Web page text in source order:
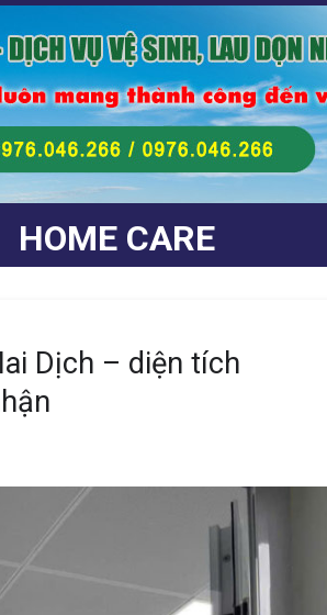
HOME CARE
Dịch – diện tích